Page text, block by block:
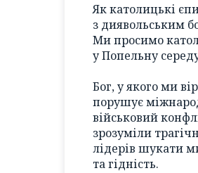
Як католицькі
з диявольським
Ми просимо
у Попельну
Бог, у якого ми
порушує
військовий
зрозуміли
лідерів шукати
та гідність.